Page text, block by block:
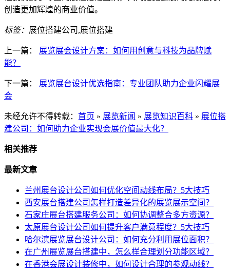
创造更加辉煌的商业价值。
标签： 展位搭建公司,展位搭建
上一篇： 展览展会设计方案：如何用创意与科技为品牌赋
能？
下一篇： 展览展台设计优选指南：专业团队助力企业闪耀展
会
未经允许不得转载： 首页 » 展览新闻 » 展览知识百科 » 展位搭
建公司：如何助力企业实现会展价值最大化？
相关推荐
最新文章
兰州展台设计公司如何优化空间动线布局？5大技巧
西安展台搭建公司怎样打造差异化的展览展示空间？
石家庄展台搭建服务公司：如何协调整合多方资源？
太原展台设计公司如何提升客户满意程度？5大技巧
哈尔滨展览展台设计公司：如何充分利用展位面积？
在广州展览展台搭建中，怎么样合理划分功能区域？
在香港会展设计装修中，如何设计合理的参观动线？